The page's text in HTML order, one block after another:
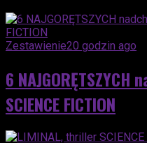
Zestawienie20 godzin ago
6
SCIENCE FICTION